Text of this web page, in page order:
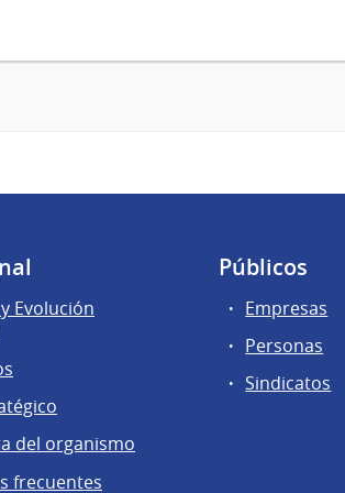
Evolución
del organismo
frecuentes
Públicos
Empresas
Personas
Sindicatos